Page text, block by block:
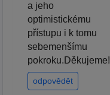
a jeho
optimistickému
přístupu i k tomu
sebemenšímu
pokroku.Děkujeme!
odpovědět